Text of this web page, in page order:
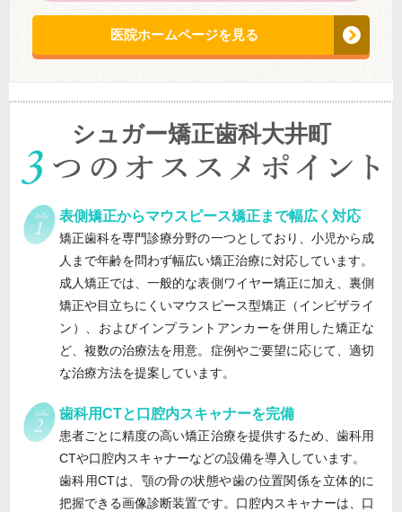
医院ホームページを見る
シュガー矯正歯科大井町
表側矯正からマウスピース矯正まで幅広く対応
矯正歯科を専門診療分野の一つとしており、小児から成
人まで年齢を問わず幅広い矯正治療に対応しています。
成人矯正では、一般的な表側ワイヤー矯正に加え、裏側
矯正や目立ちにくいマウスピース型矯正（インビザライ
ン）、およびインプラントアンカーを併用した矯正な
ど、複数の治療法を用意。症例やご要望に応じて、適切
な治療方法を提案しています。
歯科用CTと口腔内スキャナーを完備
患者ごとに精度の高い矯正治療を提供するため、歯科用
CTや口腔内スキャナーなどの設備を導入しています。
歯科用CTは、顎の骨の状態や歯の位置関係を立体的に
把握できる画像診断装置です。口腔内スキャナーは、口